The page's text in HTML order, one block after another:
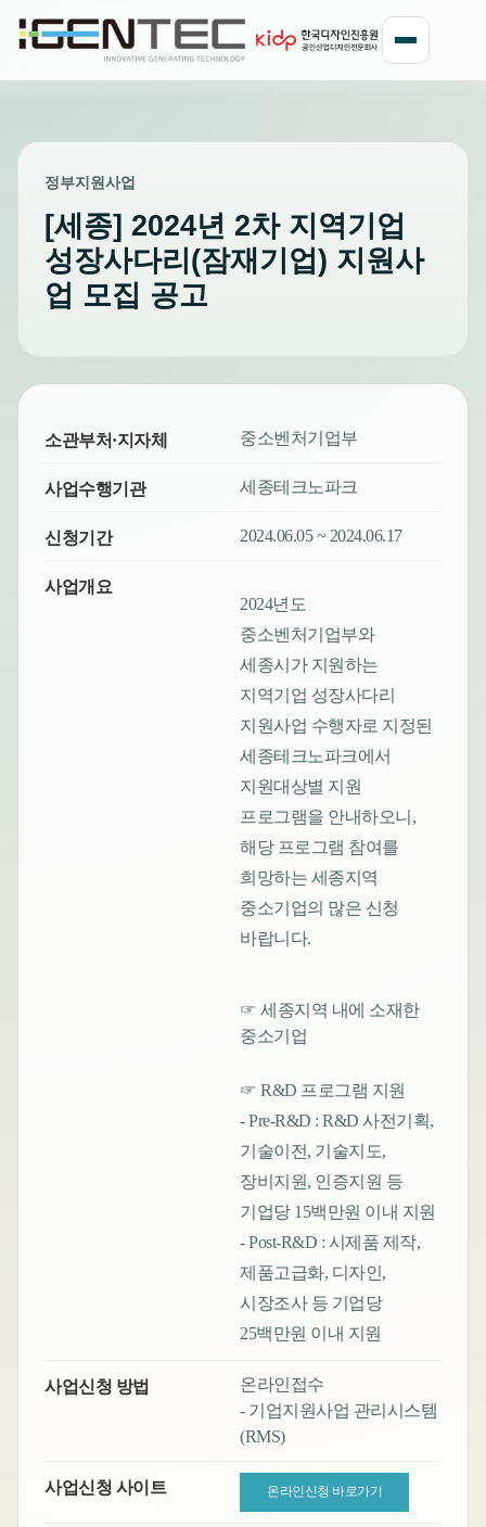
정부지원사업
[세종] 2024년 2차 지역기업
성장사다리(잠재기업) 지원사
업 모집 공고
소관부처·지자체 중소벤처기업부
사업수행기관 세종테크노파크
신청기간 2024.06.05 ~ 2024.06.17
사업개요
2024년도
중소벤처기업부와
세종시가 지원하는
지역기업 성장사다리
지원사업 수행자로 지정된
세종테크노파크에서
지원대상별 지원
프로그램을 안내하오니,
해당 프로그램 참여를
희망하는 세종지역
중소기업의 많은 신청
바랍니다.
☞ 세종지역 내에 소재한
중소기업
☞ R&D 프로그램 지원
- Pre-R&D : R&D 사전기획,
기술이전, 기술지도,
장비지원, 인증지원 등
기업당 15백만원 이내 지원
- Post-R&D : 시제품 제작,
제품고급화, 디자인,
시장조사 등 기업당
25백만원 이내 지원
사업신청 방법
온라인접수
- 기업지원사업 관리시스템
(RMS)
사업신청 사이트 온라인신청 바로가기